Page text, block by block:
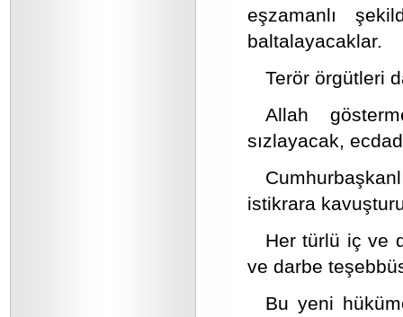
eşzamanlı
baltalayacaklar.
Terör örgütleri
Allah
sızlayacak,
istikrara
Her türlü iç ve
ve darbe
Bu yeni